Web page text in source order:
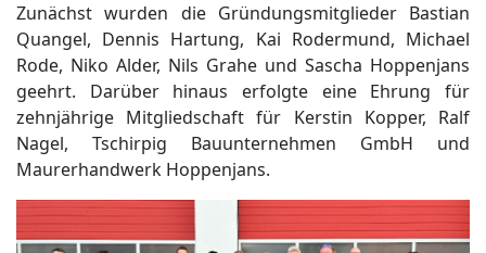
Zunächst wurden die Gründungsmitglieder Bastian
Quangel, Dennis Hartung, Kai Rodermund, Michael
Rode, Niko Alder, Nils Grahe und Sascha Hoppenjans
geehrt. Darüber hinaus erfolgte eine Ehrung für
zehnjährige Mitgliedschaft für Kerstin Kopper, Ralf
Nagel, Tschirpig Bauunternehmen GmbH und
Maurerhandwerk Hoppenjans.